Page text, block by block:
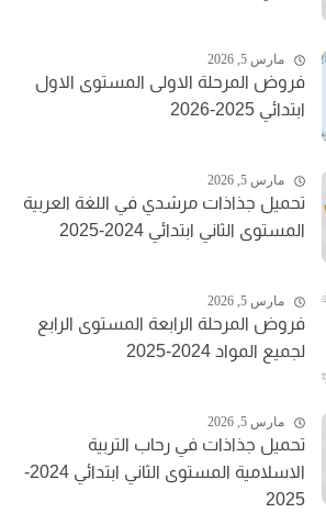
مارس 5, 2026
فروض المرحلة الاولى المستوى الاول
ابتدائي 2025-2026
مارس 5, 2026
تحميل جذاذات مرشدي في اللغة العربية
المستوى الثاني ابتدائي 2024-2025
مارس 5, 2026
فروض المرحلة الرابعة المستوى الرابع
لجميع المواد 2024-2025
مارس 5, 2026
تحميل جذاذات في رحاب التربية
الاسلامية المستوى الثاني ابتدائي 2024-
2025